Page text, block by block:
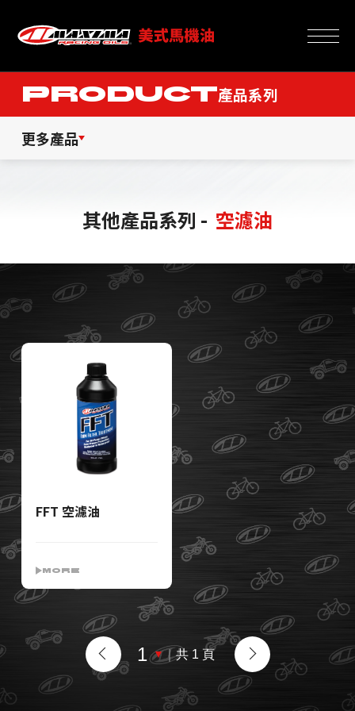
PRODUCT產品系列
更多產品
其他產品系列 - 空濾油
FFT 空濾油
MORE
｜共 1 頁